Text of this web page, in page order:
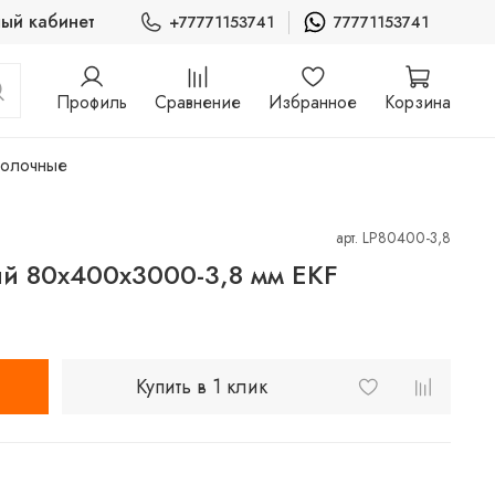
кабинет +77771153741 77771153741
Профиль Сравнение Избранное Корзина
арт. LP80400-3,8
80х400х3000-3,8 мм EKF
Купить в 1 клик